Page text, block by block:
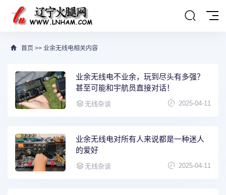
首页 >> 业余无线电相关内容
业余无线电不业余，玩到尽头有多强？
甚至可能和宇航员直接对话！
无线杂谈 2025-04-11
业余无线电对所有人来说都是一种迷人
的爱好
无线杂谈 2025-04-11